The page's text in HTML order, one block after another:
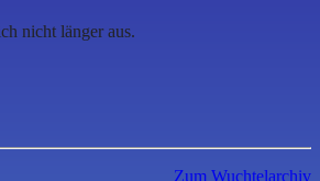
nicht länger aus.
Zum Wuchtelarchiv